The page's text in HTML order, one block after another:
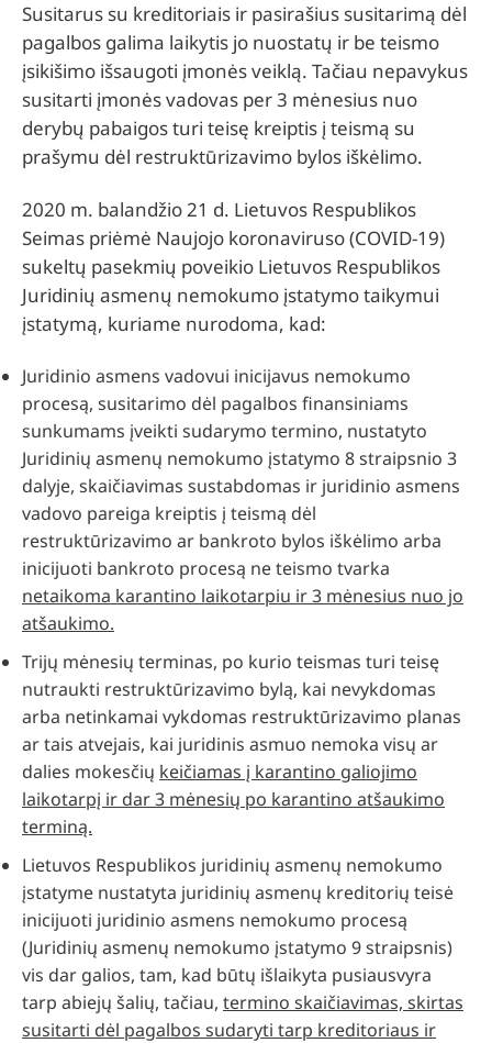
Susitarus su kreditoriais ir pasirašius susitarimą dėl
pagalbos galima laikytis jo nuostatų ir be teismo
įsikišimo išsaugoti įmonės veiklą. Tačiau nepavykus
susitarti įmonės vadovas per 3 mėnesius nuo
derybų pabaigos turi teisę kreiptis į teismą su
prašymu dėl restruktūrizavimo bylos iškėlimo.
2020 m. balandžio 21 d. Lietuvos Respublikos
Seimas priėmė Naujojo koronaviruso (COVID-19)
sukeltų pasekmių poveikio Lietuvos Respublikos
Juridinių asmenų nemokumo įstatymo taikymui
įstatymą, kuriame nurodoma, kad:
Juridinio asmens vadovui inicijavus nemokumo
procesą, susitarimo dėl pagalbos finansiniams
sunkumams įveikti sudarymo termino, nustatyto
Juridinių asmenų nemokumo įstatymo 8 straipsnio 3
dalyje, skaičiavimas sustabdomas ir juridinio asmens
vadovo pareiga kreiptis į teismą dėl
restruktūrizavimo ar bankroto bylos iškėlimo arba
inicijuoti bankroto procesą ne teismo tvarka
netaikoma karantino laikotarpiu ir 3 mėnesius nuo jo
atšaukimo.
Trijų mėnesių terminas, po kurio teismas turi teisę
nutraukti restruktūrizavimo bylą, kai nevykdomas
arba netinkamai vykdomas restruktūrizavimo planas
ar tais atvejais, kai juridinis asmuo nemoka visų ar
dalies mokesčių keičiamas į karantino galiojimo
laikotarpį ir dar 3 mėnesių po karantino atšaukimo
terminą.
Lietuvos Respublikos juridinių asmenų nemokumo
įstatyme nustatyta juridinių asmenų kreditorių teisė
inicijuoti juridinio asmens nemokumo procesą
(Juridinių asmenų nemokumo įstatymo 9 straipsnis)
vis dar galios, tam, kad būtų išlaikyta pusiausvyra
tarp abiejų šalių, tačiau, termino skaičiavimas, skirtas
susitarti dėl pagalbos sudaryti tarp kreditoriaus ir